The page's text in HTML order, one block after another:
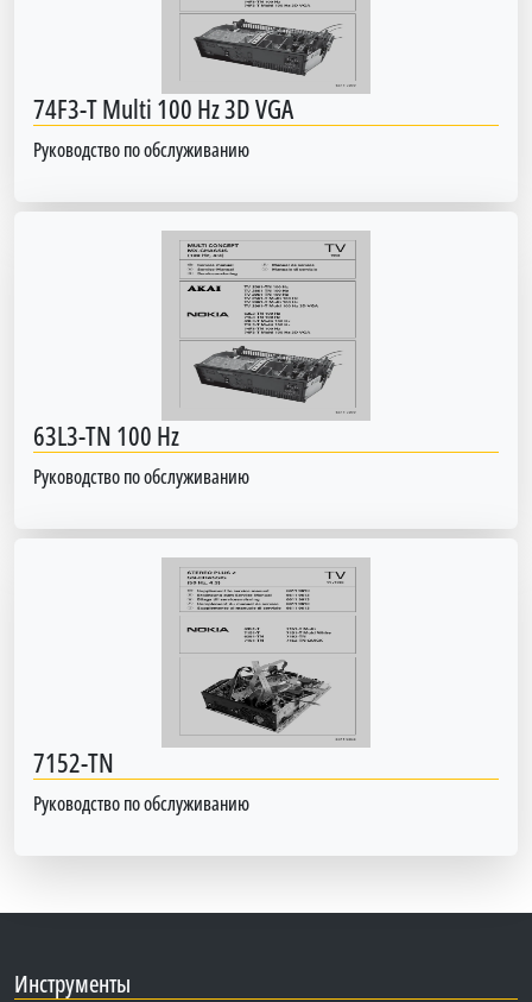
74F3-T Multi 100 Hz 3D VGA
Руководство по обслуживанию
63L3-TN 100 Hz
Руководство по обслуживанию
7152-TN
Руководство по обслуживанию
Инструменты